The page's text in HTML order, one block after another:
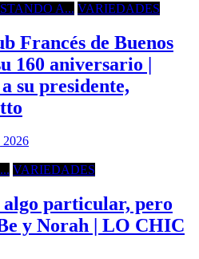
A... VARIEDADES
Francés de Buenos
160 aniversario |
su presidente,
2026
VARIEDADES
particular, pero
y Norah | LO CHIC